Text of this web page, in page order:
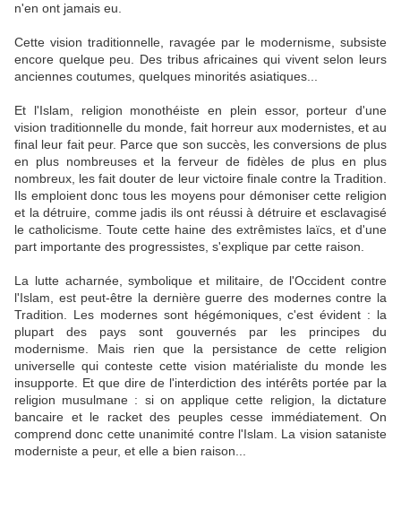
n'en ont jamais eu.
Cette vision traditionnelle, ravagée par le modernisme, subsiste
encore quelque peu. Des tribus africaines qui vivent selon leurs
anciennes coutumes, quelques minorités asiatiques...
Et l'Islam, religion monothéiste en plein essor, porteur d'une
vision traditionnelle du monde, fait horreur aux modernistes, et au
final leur fait peur. Parce que son succès, les conversions de plus
en plus nombreuses et la ferveur de fidèles de plus en plus
nombreux, les fait douter de leur victoire finale contre la Tradition.
Ils emploient donc tous les moyens pour démoniser cette religion
et la détruire, comme jadis ils ont réussi à détruire et esclavagisé
le catholicisme. Toute cette haine des extrêmistes laïcs, et d'une
part importante des progressistes, s'explique par cette raison.
La lutte acharnée, symbolique et militaire, de l'Occident contre
l'Islam, est peut-être la dernière guerre des modernes contre la
Tradition. Les modernes sont hégémoniques, c'est évident : la
plupart des pays sont gouvernés par les principes du
modernisme. Mais rien que la persistance de cette religion
universelle qui conteste cette vision matérialiste du monde les
insupporte. Et que dire de l'interdiction des intérêts portée par la
religion musulmane : si on applique cette religion, la dictature
bancaire et le racket des peuples cesse immédiatement. On
comprend donc cette unanimité contre l'Islam. La vision sataniste
moderniste a peur, et elle a bien raison...